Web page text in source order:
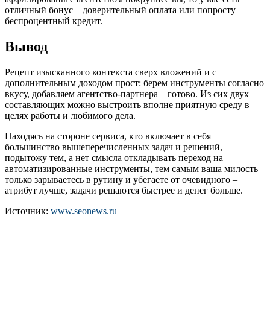
отличный бонус – доверительный оплата или попросту
беспроцентный кредит.
Вывод
Рецепт изысканного контекста сверх вложений и с
дополнительным доходом прост: берем инструменты согласно
вкусу, добавляем агентство-партнера – готово. Из сих двух
составляющих можно выстроить вполне приятную среду в
целях работы и любимого дела.
Находясь на стороне сервиса, кто включает в себя
большинство вышеперечисленных задач и решений,
подытожу тем, а нет смысла откладывать переход на
автоматизированные инструменты, тем самым ваша милость
только зарываетесь в рутину и убегаете от очевидного –
атрибут лучше, задачи решаются быстрее и денег больше.
Источник: www.seonews.ru